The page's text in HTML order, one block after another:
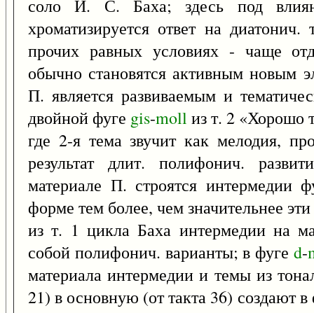
соло И. С. Баха; здесь под
хроматизируется ответ на
прочих равных условиях - чаще
обычно становятся активным новым
П. является развиваемым и
двойной фуге gis-moll из т. 2 «Хорошо
где 2-я тема звучит как мелодия,
результат длит. полифонич.
материале П. строятся интермедии
форме тем более, чем значительнее
из т. 1 цикла Баха интермедии на
собой полифонич. варианты; в фуге d-
материала интермедии и темы из
21) в основную (от такта 36) создают